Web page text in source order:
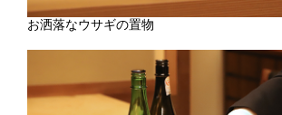
お洒落なウサギの置物